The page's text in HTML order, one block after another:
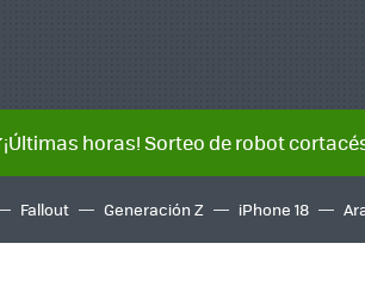
horas! Sorteo de robot
Fallout Generación Z iPhone 18